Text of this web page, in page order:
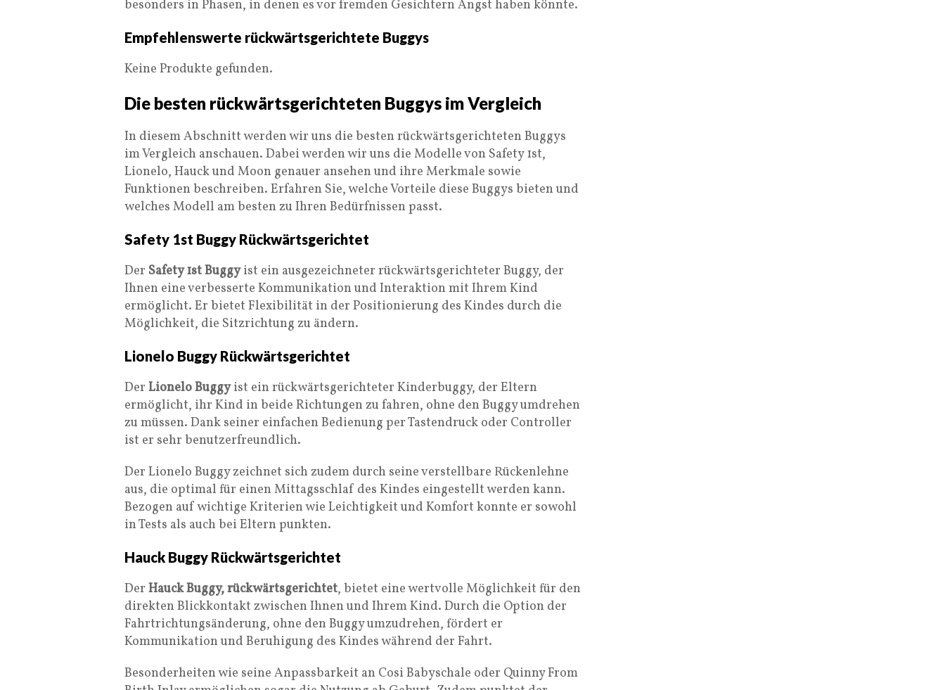
besonders in Phasen, in denen es vor fremden Gesichtern Angst haben könnte.
Empfehlenswerte rückwärtsgerichtete Buggys
Keine Produkte gefunden.
Die besten rückwärtsgerichteten Buggys im Vergleich
In diesem Abschnitt werden wir uns die besten rückwärtsgerichteten Buggys
im Vergleich anschauen. Dabei werden wir uns die Modelle von Safety 1st,
Lionelo, Hauck und Moon genauer ansehen und ihre Merkmale sowie
Funktionen beschreiben. Erfahren Sie, welche Vorteile diese Buggys bieten und
welches Modell am besten zu Ihren Bedürfnissen passt.
Safety 1st Buggy Rückwärtsgerichtet
Der Safety 1st Buggyist ein ausgezeichneter rückwärtsgerichteter Buggy, der
Ihnen eine verbesserte Kommunikation und Interaktion mit Ihrem Kind
ermöglicht. Er bietet Flexibilität in der Positionierung des Kindes durch die
Möglichkeit, die Sitzrichtung zu ändern.
Lionelo Buggy Rückwärtsgerichtet
Der Lionelo Buggyist ein rückwärtsgerichteter Kinderbuggy, der Eltern
ermöglicht, ihr Kind in beide Richtungen zu fahren, ohne den Buggy umdrehen
zu müssen. Dank seiner einfachen Bedienung per Tastendruck oder Controller
ist er sehr benutzerfreundlich.
Der Lionelo Buggy zeichnet sich zudem durch seine verstellbare Rückenlehne
aus, die optimal für einen Mittagsschlaf des Kindes eingestellt werden kann.
Bezogen auf wichtige Kriterien wie Leichtigkeit und Komfort konnte er sowohl
in Tests als auch bei Eltern punkten.
Hauck Buggy Rückwärtsgerichtet
Der Hauck Buggy, rückwärtsgerichtet, bietet eine wertvolle Möglichkeit für den
direkten Blickkontakt zwischen Ihnen und Ihrem Kind. Durch die Option der
Fahrtrichtungsänderung, ohne den Buggy umzudrehen, fördert er
Kommunikation und Beruhigung des Kindes während der Fahrt.
Besonderheiten wie seine Anpassbarkeit an Cosi Babyschale oder Quinny From